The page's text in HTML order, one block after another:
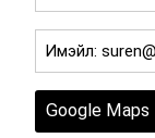
Google Maps